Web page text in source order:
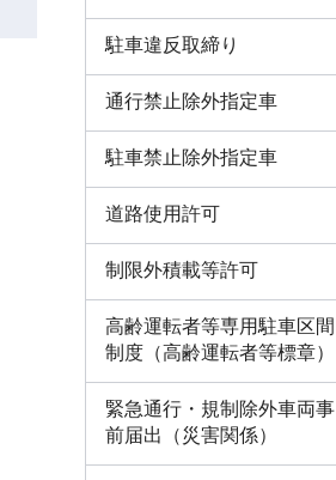
駐車違反取締り
通行禁止除外指定車
駐車禁止除外指定車
道路使用許可
制限外積載等許可
高齢運転者等専用駐車区間
制度（高齢運転者等標章）
緊急通行・規制除外車両事
前届出（災害関係）